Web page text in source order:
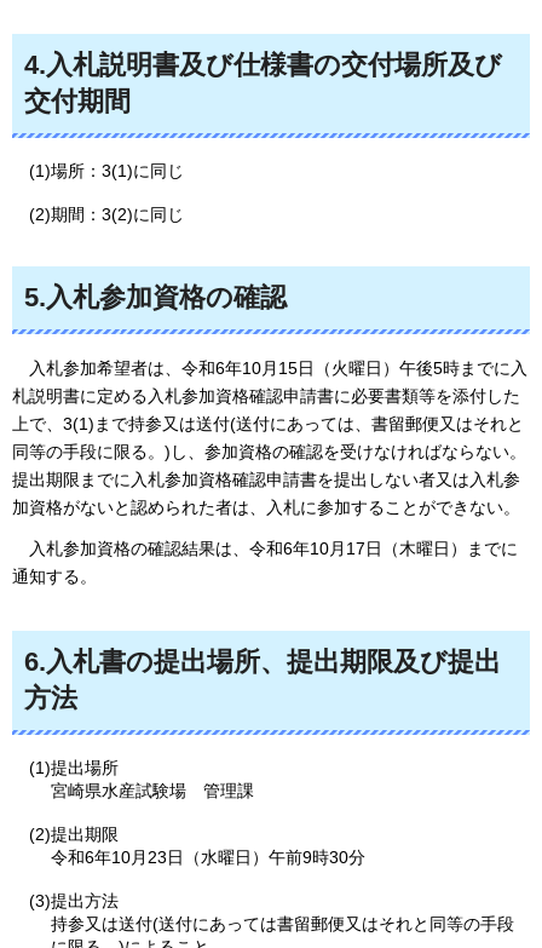
4.入札説明書及び仕様書の交付場所及び
交付期間
(1)場所：3(1)に同じ
(2)期間：3(2)に同じ
5.入札参加資格の確認
入札参加希望者は、令和6年10月15日（火曜日）午後5時までに入
札説明書に定める入札参加資格確認申請書に必要書類等を添付した
上で、3(1)まで持参又は送付(送付にあっては、書留郵便又はそれと
同等の手段に限る。)し、参加資格の確認を受けなければならない。
提出期限までに入札参加資格確認申請書を提出しない者又は入札参
加資格がないと認められた者は、入札に参加することができない。
入札参加資格の確認結果は、令和6年10月17日（木曜日）までに
通知する。
6.入札書の提出場所、提出期限及び提出
方法
(1)提出場所
宮崎県水産試験場
管理課
(2)提出期限
令和6年10月23日（水曜日）午前9時30分
(3)提出方法
持参又は送付(送付にあっては書留郵便又はそれと同等の手段